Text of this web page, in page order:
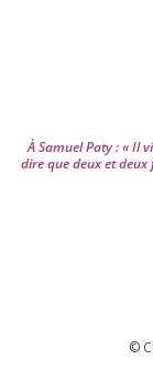
À Samuel Paty : « Il
dire que deux et
©